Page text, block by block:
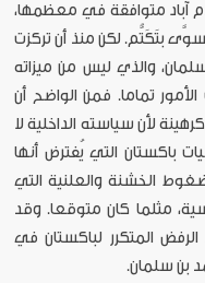
آباد متوافقة في معظمها،
بتَكَتُّم. لكن منذ أن تركزت
والذي ليس من ميزاته
الأمور تماما. فمن الواضح أن
لأن سياسته الداخلية لا
باكستان التي يُفترض أنها
الخشنة والعلنية التي
مثلما كان متوقعا. وقد
المتكرر لباكستان في
بن سلمان.